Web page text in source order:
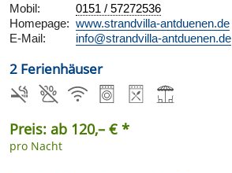
Mobil:
0151 / 57272536
Homepage: www.strandvilla-antduenen.de
E-Mail:
info@strandvilla-antduenen.de
2 Ferienhäuser
Preis: ab 120,– € *
pro Nacht